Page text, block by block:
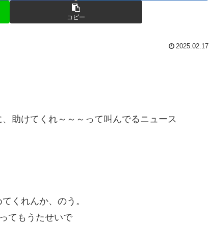
コピー
2025.02.17
助けてくれ～～～って叫んでるニュース
くれんか、のう。
てもうたせいで